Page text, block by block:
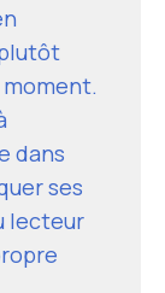
dans
ses
lecteur